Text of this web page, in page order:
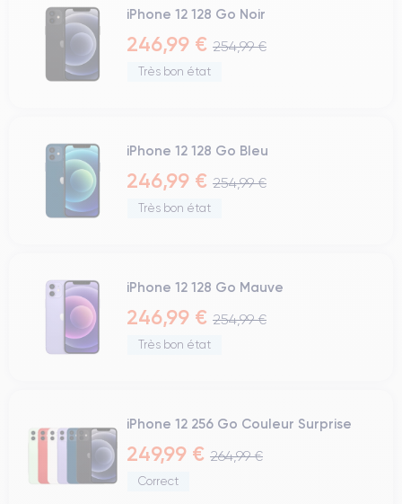
iPhone 12 128 Go Noir
246,99 € 254,99 €
Très bon état
iPhone 12 128 Go Bleu
246,99 € 254,99 €
Très bon état
iPhone 12 128 Go Mauve
246,99 € 254,99 €
Très bon état
iPhone 12 256 Go Couleur Surprise
249,99 € 264,99 €
Correct